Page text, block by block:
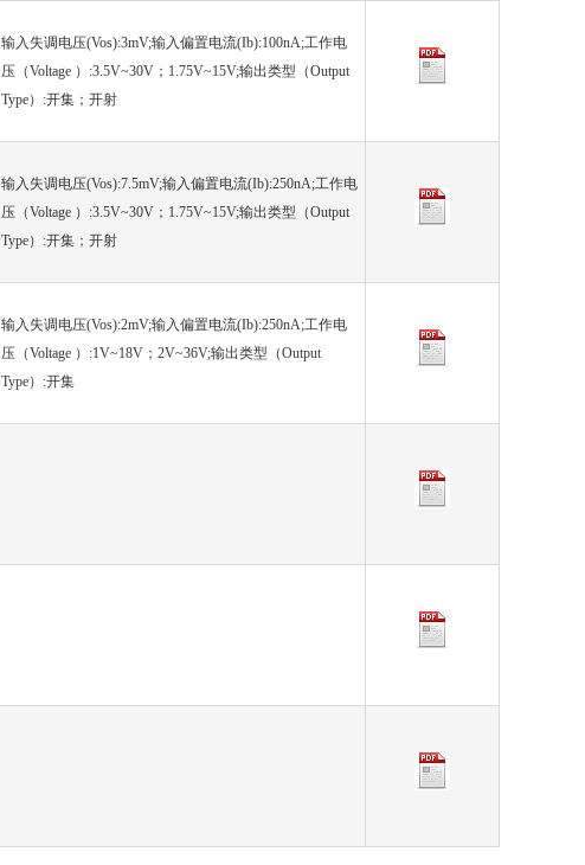
输入失调电压(Vos):3mV;输入偏置电流(Ib):100nA;工作电
压（Voltage ）:3.5V~30V；1.75V~15V;输出类型（Output
Type）:开集；开射
输入失调电压(Vos):7.5mV;输入偏置电流(Ib):250nA;工作电
压（Voltage ）:3.5V~30V；1.75V~15V;输出类型（Output
Type）:开集；开射
输入失调电压(Vos):2mV;输入偏置电流(Ib):250nA;工作电
压（Voltage ）:1V~18V；2V~36V;输出类型（Output
Type）:开集